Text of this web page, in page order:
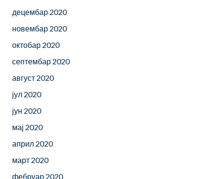
децембар 2020
новембар 2020
октобар 2020
септембар 2020
август 2020
јул 2020
јун 2020
мај 2020
април 2020
март 2020
фебруар 2020